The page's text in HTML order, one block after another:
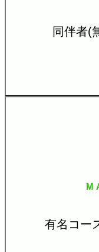
同伴者(
有名コー